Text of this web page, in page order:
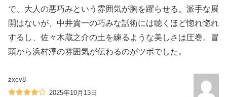
で、大人の悪巧みという雰囲気が胸を躍らせる。派手な展
開はないが、中井貴一の巧みな話術には聴くほど惚れ惚れ
するし、佐々木蔵之介の土を練るような美しさは圧巻。冒
頭から浜村淳の雰囲気が伝わるのがツボでした。
zxcv8
2025年10月13日